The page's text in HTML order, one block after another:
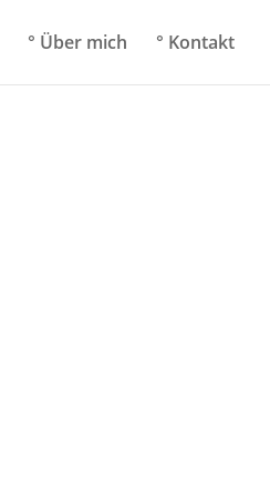
° Über mich ° Kontakt